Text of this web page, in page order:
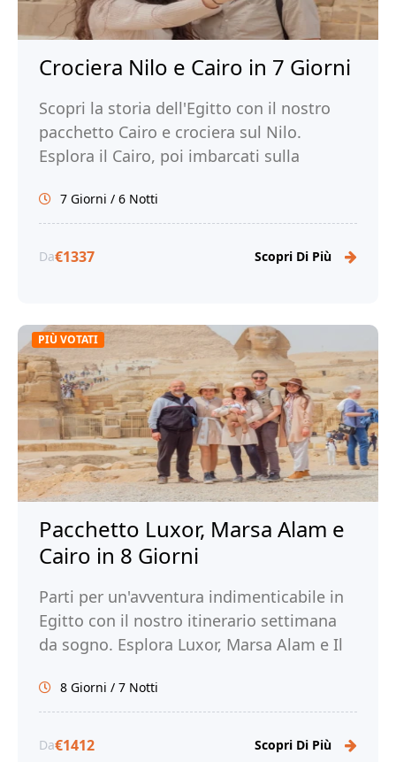
Crociera Nilo e Cairo in 7 Giorni
Scopri la storia dell'Egitto con il nostro
pacchetto Cairo e crociera sul Nilo.
Esplora il Cairo, poi imbarcati sulla
7 Giorni / 6 Notti
Da€1337 Scopri Di Più
PIÙ VOTATI
Pacchetto Luxor, Marsa Alam e
Cairo in 8 Giorni
Parti per un'avventura indimenticabile in
Egitto con il nostro itinerario settimana
da sogno. Esplora Luxor, Marsa Alam e Il
8 Giorni / 7 Notti
Da€1412 Scopri Di Più